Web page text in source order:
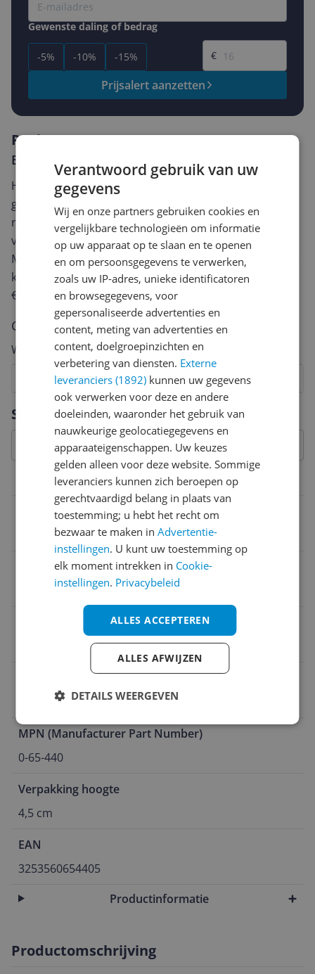
Gewenste daling of bedrag
-5% -10% -15%
Gewenste prijs
€
Prijsalert aanzetten
Specificaties
Overige kenmerken
Verpakking lengte
29,2 cm
Verpakking breedte
15,6 cm
Verpakkingsinhoud
5 x schroevendraaiers Stanley FatMax
Verpakkingsgewicht
MPN (Manufacturer Part Number)
0-65-440
Verpakking hoogte
4,5 cm
EAN
3253560654405
Productinformatie
Productomschrijving
Reviews
Er zijn nog geen reviews geschreven
Heb jij dit product in bezit en wil je graag je mening
geven? Start dan hieronder met het schrijven van je
review. Afhankelijk van de details duurt het schrijven
van een review gemiddeld tussen de 3 en 10 minuten.
Met jouw mening help je andere bezoekers een betere
keuze te maken én maak je iedere maand kans op
€250,-!
Klik hier voor de actievoorwaarden.
Cijfer
Welk cijfer geef jij dit product?
8
7
6
5
4
3
2
Vraag 1 van 4
Verantwoord gebruik van uw
gegevens
Wij en onze partners gebruiken cookies en
vergelijkbare technologieën om informatie
op uw apparaat op te slaan en te openen
en om persoonsgegevens te verwerken,
zoals uw IP-adres, unieke identificatoren
en browsegegevens, voor
gepersonaliseerde advertenties en
content, meting van advertenties en
content, doelgroepinzichten en
verbetering van diensten. Externe
leveranciers (1892) kunnen uw gegevens
ook verwerken voor deze en andere
doeleinden, waaronder het gebruik van
nauwkeurige geolocatiegegevens en
apparaateigenschappen. Uw keuzes
gelden alleen voor deze website. Sommige
leveranciers kunnen zich beroepen op
gerechtvaardigd belang in plaats van
toestemming; u hebt het recht om
bezwaar te maken inAdvertentie-
instellingen. U kunt uw toestemming op
elk moment intrekken in Cookie-
instellingen. Privacybeleid
ALLES ACCEPTEREN
ALLES AFWIJZEN
DETAILS WEERGEVEN